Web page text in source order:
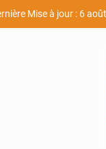
Mise à jour : 6